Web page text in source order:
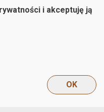
i akceptuję ją